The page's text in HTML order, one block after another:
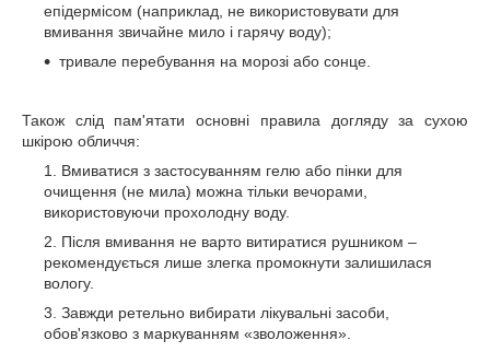
епідермісом (наприклад, не використовувати для
вмивання звичайне мило і гарячу воду);
тривале перебування на морозі або сонце.
Також слід пам'ятати основні правила догляду за сухою
шкірою обличчя:
Вмиватися з застосуванням гелю або пінки для
очищення (не мила) можна тільки вечорами,
використовуючи прохолодну воду.
Після вмивання не варто витиратися рушником –
рекомендується лише злегка промокнути залишилася
вологу.
Завжди ретельно вибирати лікувальні засоби,
обов'язково з маркуванням «зволоження».